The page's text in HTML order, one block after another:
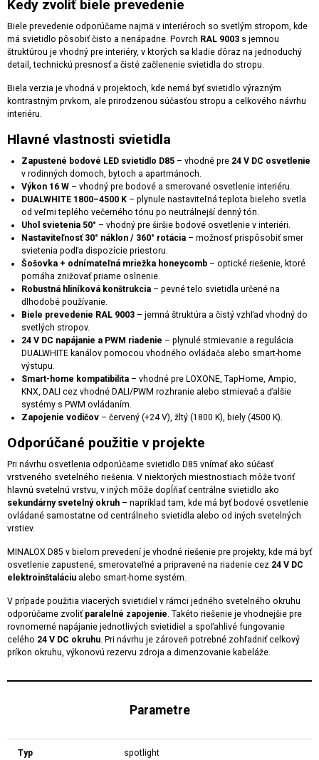
Kedy zvoliť biele prevedenie
Biele prevedenie odporúčame najmä v interiéroch so svetlým stropom, kde
má svietidlo pôsobiť čisto a nenápadne. Povrch RAL 9003 s jemnou
štruktúrou je vhodný pre interiéry, v ktorých sa kladie dôraz na jednoduchý
detail, technickú presnosť a čisté začlenenie svietidla do stropu.
Biela verzia je vhodná v projektoch, kde nemá byť svietidlo výrazným
kontrastným prvkom, ale prirodzenou súčasťou stropu a celkového návrhu
interiéru.
Hlavné vlastnosti svietidla
Zapustené bodové LED svietidlo D85 – vhodné pre 24 V DC osvetlenie
v rodinných domoch, bytoch a apartmánoch.
Výkon 16 W – vhodný pre bodové a smerované osvetlenie interiéru.
DUALWHITE 1800–4500 K – plynule nastaviteľná teplota bieleho svetla
od veľmi teplého večerného tónu po neutrálnejší denný tón.
Uhol svietenia 50° – vhodný pre širšie bodové osvetlenie v interiéri.
Nastaviteľnosť 30° náklon / 360° rotácia – možnosť prispôsobiť smer
svietenia podľa dispozície priestoru.
Šošovka + odnímateľná mriežka honeycomb – optické riešenie, ktoré
pomáha znižovať priame oslnenie.
Robustná hliníková konštrukcia – pevné telo svietidla určené na
dlhodobé používanie.
Biele prevedenie RAL 9003 – jemná štruktúra a čistý vzhľad vhodný do
svetlých stropov.
24 V DC napájanie a PWM riadenie – plynulé stmievanie a regulácia
DUALWHITE kanálov pomocou vhodného ovládača alebo smart-home
výstupu.
Smart-home kompatibilita – vhodné pre LOXONE, TapHome, Ampio,
KNX, DALI cez vhodné DALI/PWM rozhranie alebo stmievač a ďalšie
systémy s PWM ovládaním.
Zapojenie vodičov – červený (+24 V), žltý (1800 K), biely (4500 K).
Odporúčané použitie v projekte
Pri návrhu osvetlenia odporúčame svietidlo D85 vnímať ako súčasť
vrstveného svetelného riešenia. V niektorých miestnostiach môže tvoriť
hlavnú svetelnú vrstvu, v iných môže dopĺňať centrálne svietidlo ako
sekundárny svetelný okruh – napríklad tam, kde má byť bodové osvetlenie
ovládané samostatne od centrálneho svietidla alebo od iných svetelných
vrstiev.
MINALOX D85 v bielom prevedení je vhodné riešenie pre projekty, kde má byť
osvetlenie zapustené, smerovateľné a pripravené na riadenie cez 24 V DC
elektroinštaláciu alebo smart-home systém.
V prípade použitia viacerých svietidiel v rámci jedného svetelného okruhu
odporúčame zvoliť paralelné zapojenie. Takéto riešenie je vhodnejšie pre
rovnomerné napájanie jednotlivých svietidiel a spoľahlivé fungovanie
celého 24 V DC okruhu. Pri návrhu je zároveň potrebné zohľadniť celkový
príkon okruhu, výkonovú rezervu zdroja a dimenzovanie kabeláže.
Parametre
Typ spotlight